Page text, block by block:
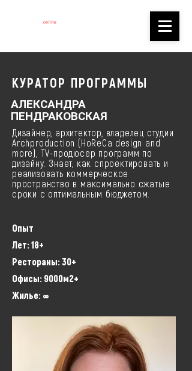
КУРАТОР ПРОГРАММЫ
АЛЕКСАНДРА
ПЕНДРАКОВСКАЯ
Дизайнер, архитектор, владелец студии
Archproduction (HoReCa design and
more), TV-продюсер программ по
дизайну. Знает, как спроектировать и
реализовать коммерческое
пространство в максимально сжатые
сроки с оптимальным бюджетом.
Опыт
Лет: 18+
Рестораны: 30+
Офисы: 9000м2+
Жилье: ∞